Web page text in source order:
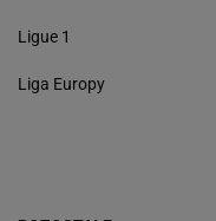
Ligue 1
Liga Europy